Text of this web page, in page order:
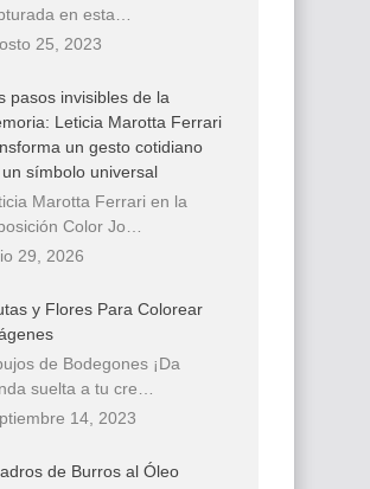
en esta…
25, 2023
pasos invisibles de la
Leticia Marotta Ferrari
un gesto cotidiano
símbolo universal
Marotta Ferrari en la
Color Jo…
29, 2026
y Flores Para Colorear
de Bodegones ¡Da
suelta a tu cre…
14, 2023
de Burros al Óleo